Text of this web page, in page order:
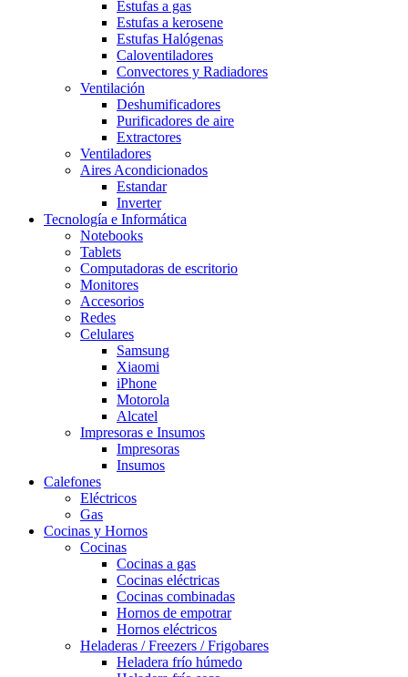
Estufas a gas
Estufas a kerosene
Estufas Halógenas
Caloventiladores
Convectores y Radiadores
Ventilación
Deshumificadores
Purificadores de aire
Extractores
Ventiladores
Aires Acondicionados
Estandar
Inverter
Tecnología e Informática
Notebooks
Tablets
Computadoras de escritorio
Monitores
Accesorios
Redes
Celulares
Samsung
Xiaomi
iPhone
Motorola
Alcatel
Impresoras e Insumos
Impresoras
Insumos
Calefones
Eléctricos
Gas
Cocinas y Hornos
Cocinas
Cocinas a gas
Cocinas eléctricas
Cocinas combinadas
Hornos de empotrar
Hornos eléctricos
Heladeras / Freezers / Frigobares
Heladera frío húmedo